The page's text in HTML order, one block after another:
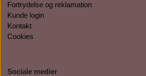
Fortrydelse og reklamation
Kunde login
Kontakt
Cookies
Sociale medier